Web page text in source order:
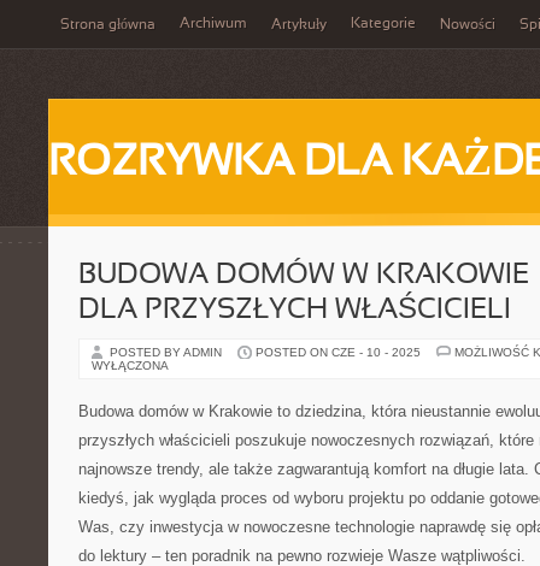
Strona główna Archiwum Artykuły Kategorie Nowości
ROZRYWKA DLA
BUDOWA DOMÓW W KRAKOWIE
DLA PRZYSZŁYCH WŁAŚCICIELI
POSTED BY ADMIN POSTED ON CZE - 10 - 2025
MOŻLIWOŚĆ
WYŁĄCZONA
Budowa domów w Krakowie to dziedzina, która nieustannie
przyszłych właścicieli poszukuje nowoczesnych rozwiązań,
najnowsze trendy, ale także zagwarantują komfort na długie
kiedyś, jak wygląda proces od wyboru projektu po oddanie
Was, czy inwestycja w nowoczesne technologie naprawdę się
do lektury – ten poradnik na pewno rozwieje Wasze wątpliwości.